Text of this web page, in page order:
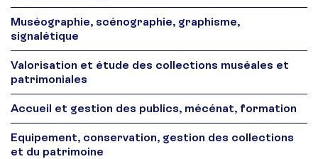
Muséographie, scénographie, graphisme,
signalétique
Valorisation et étude des collections muséales et
patrimoniales
Accueil et gestion des publics, mécénat, formation
Equipement, conservation, gestion des collections
et du patrimoine